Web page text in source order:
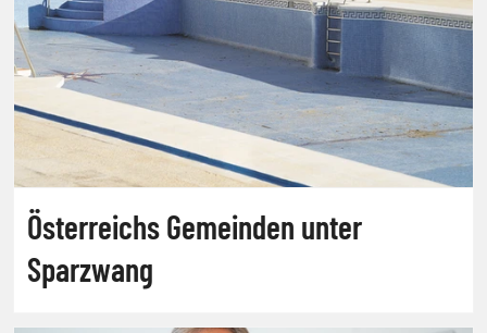
Österreichs Gemeinden unter
Sparzwang